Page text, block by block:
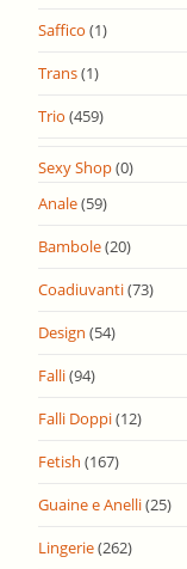
Saffico (1)
Trans(1)
Trio (459)
Sexy Shop(0)
Anale(59)
Bambole(20)
Coadiuvanti(73)
Design (54)
Falli(94)
Falli Doppi(12)
Fetish (167)
Guaine e Anelli(25)
Lingerie(262)